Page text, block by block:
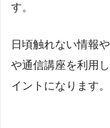
す。
日頃触れない情報
や通信講座を利用
イントになります。